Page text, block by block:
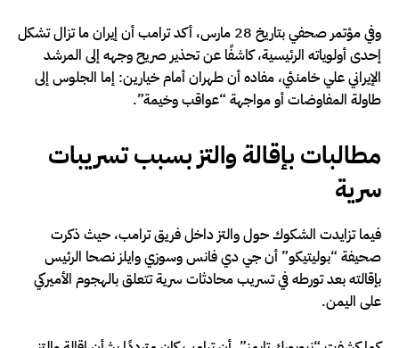
وفي مؤتمر صحفي بتاريخ 28 مارس، أكد ترامب أن إيران ما تزال تشكل
إحدى أولوياته الرئيسية، كاشفًا عن تحذير صريح وجهه إلى المرشد
الإيراني علي خامنئي، مفاده أن طهران أمام خيارين: إما الجلوس إلى
طاولة المفاوضات أو مواجهة “عواقب وخيمة”.
مطالبات بإقالة والتز بسبب تسريبات
سرية
فيما تزايدت الشكوك حول والتز داخل فريق ترامب، حيث ذكرت
صحيفة “بوليتيكو” أن جي دي فانس وسوزي وايلز نصحا الرئيس
بإقالته بعد تورطه في تسريب محادثات سرية تتعلق بالهجوم الأميركي
على اليمن.